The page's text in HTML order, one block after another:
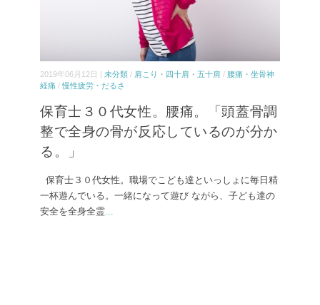
2019年06月12日 | 未分類 / 肩こり・四十肩・五十肩 / 腰痛・坐骨神
経痛 /慢性疲労・だるさ
保育士３０代女性。腰痛。「頭蓋骨調
整で全身の骨が反応しているのが分か
る。」
保育士３０代女性。職場でこども達といっしょに毎日精
一杯遊んでいる。一緒になって遊び ながら、子ども達の
安全を全身全霊...